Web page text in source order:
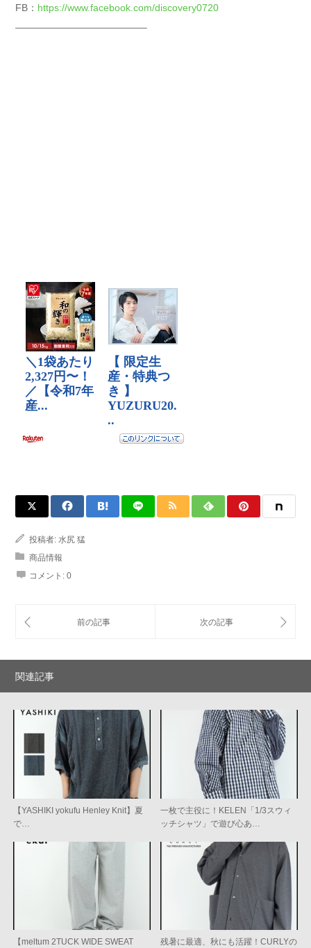
FB： https://www.facebook.com/discovery0720
—————————————–
投稿者: 水尻 猛
商品情報
コメント: 0
関連記事
【YASHIKI yokufu Henley Knit】夏
で…
一枚で主役に！KELEN「1/3スウィ
ッチシャツ」で遊び心あ…
【meltum 2TUCK WIDE SWEAT
残暑に最適、秋にも活躍！CURLYの